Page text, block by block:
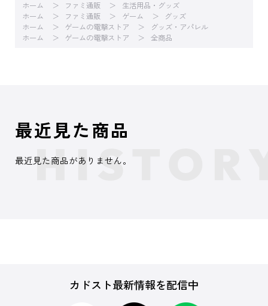
ホーム ファミ通販
生活用品・グッズ
ホーム
ファミ通販 ゲーム
グッズ
ホーム
ゲームの電撃ストア
グッズ・アパレル
ホーム
ゲームの電撃ストア 全商品
最近見た商品
最近見た商品がありません。
カドスト最新情報を配信中